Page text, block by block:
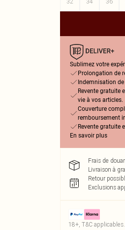
Sublimez votre
Prolongation de
Indemnisation
Revente gratuite
vie à vos articles.
Couverture
remboursement
Revente gratuite
En savoir plus
Frais de
Livraison à
Retour
Exclusions
18+, T&C